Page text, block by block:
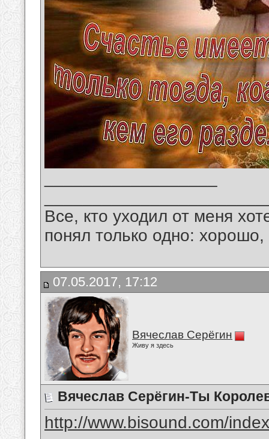
Все, кто уходил от меня
понял только одно:
07.05.2017, 17:12
Вячеслав Серёгин
Живу я здесь
Вячеслав Серёгин-Ты
http://www.bisound.com/